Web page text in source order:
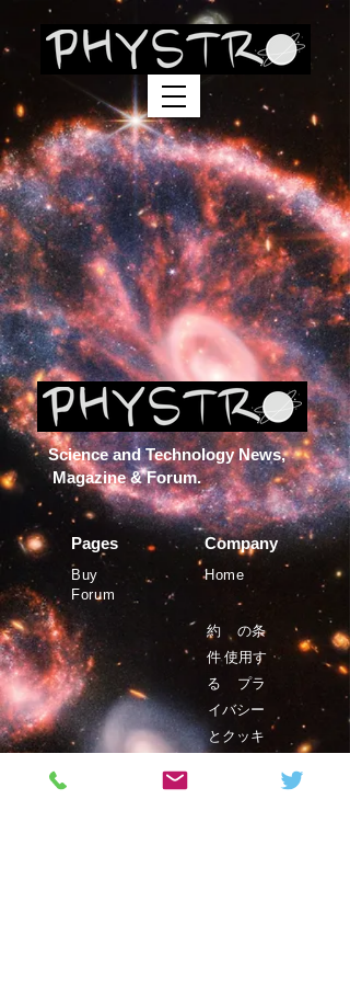
Science and Technology News,
Magazine & Forum.
Pages
Buy
Forum
Company
Home
約
の条
件 使用す
る
プラ
イバシー
とクッキ